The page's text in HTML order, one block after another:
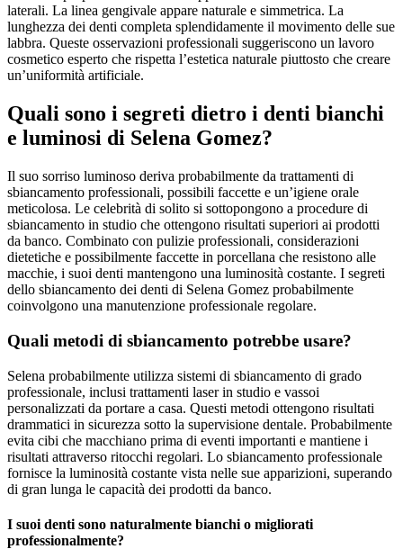
laterali. La linea gengivale appare naturale e simmetrica. La
lunghezza dei denti completa splendidamente il movimento delle sue
labbra. Queste osservazioni professionali suggeriscono un lavoro
cosmetico esperto che rispetta l’estetica naturale piuttosto che creare
un’uniformità artificiale.
Quali sono i segreti dietro i denti bianchi
e luminosi di Selena Gomez?
Il suo sorriso luminoso deriva probabilmente da trattamenti di
sbiancamento professionali, possibili faccette e un’igiene orale
meticolosa. Le celebrità di solito si sottopongono a procedure di
sbiancamento in studio che ottengono risultati superiori ai prodotti
da banco. Combinato con pulizie professionali, considerazioni
dietetiche e possibilmente faccette in porcellana che resistono alle
macchie, i suoi denti mantengono una luminosità costante. I segreti
dello sbiancamento dei denti di Selena Gomez probabilmente
coinvolgono una manutenzione professionale regolare.
Quali metodi di sbiancamento potrebbe usare?
Selena probabilmente utilizza sistemi di sbiancamento di grado
professionale, inclusi trattamenti laser in studio e vassoi
personalizzati da portare a casa. Questi metodi ottengono risultati
drammatici in sicurezza sotto la supervisione dentale. Probabilmente
evita cibi che macchiano prima di eventi importanti e mantiene i
risultati attraverso ritocchi regolari. Lo sbiancamento professionale
fornisce la luminosità costante vista nelle sue apparizioni, superando
di gran lunga le capacità dei prodotti da banco.
I suoi denti sono naturalmente bianchi o migliorati
professionalmente?